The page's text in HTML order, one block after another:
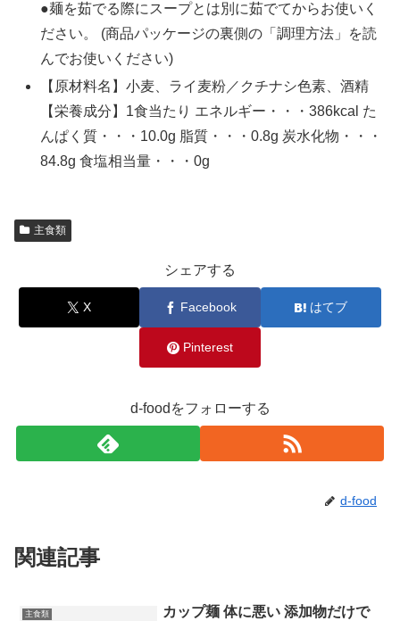
●麺を茹でる際にスープとは別に茹でてからお使いく
ださい。 (商品パッケージの裏側の「調理方法」を読
んでお使いください)
【原材料名】小麦、ライ麦粉／クチナシ色素、酒精
【栄養成分】1食当たり エネルギー・・・386kcal た
んぱく質・・・10.0g 脂質・・・0.8g 炭水化物・・・
84.8g 食塩相当量・・・0g
主食類
シェアする
X Facebook はてブ
Pinterest
d-foodをフォローする
d-food
関連記事
主食類
カップ麺 体に悪い 添加物だけで